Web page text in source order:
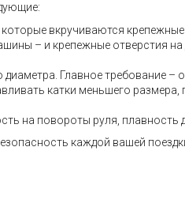
вкручиваются
– и крепежные отверстия
Главное требование –
катки меньшего
на повороты руля, плавность
каждой вашей